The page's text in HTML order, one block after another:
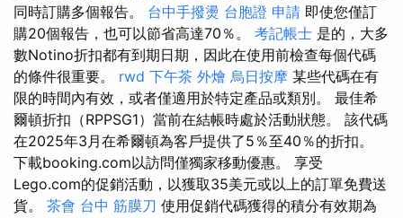
同時訂購多個報告。 台中手撥燙 台胞證 申請 即使您僅訂
購20個報告，也可以節省高達70％。 考記帳士 是的，大多
數Notino折扣都有到期日期，因此在使用前檢查每個代碼
的條件很重要。 rwd 下午茶 外燴 烏日按摩 某些代碼在有
限的時間內有效，或者僅適用於特定產品或類別。 最佳希
爾頓折扣（RPPSG1）當前在結帳時處於活動狀態。 該代碼
在2025年3月在希爾頓為客戶提供了5％至40％的折扣。
下載booking.com以訪問僅獨家移動優惠。 享受
Lego.com的促銷活動，以獲取35美元或以上的訂單免費送
貨。 茶會 台中 筋膜刀 使用促銷代碼獲得的積分有效期為